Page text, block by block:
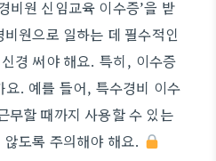
비원 신임교육 이수증’을 받
원으로 일하는 데 필수적인
경 써야 해요. 특히, 이수증
요. 예를 들어, 특수경비 이수
무할 때까지 사용할 수 있는
도록 주의해야 해요.